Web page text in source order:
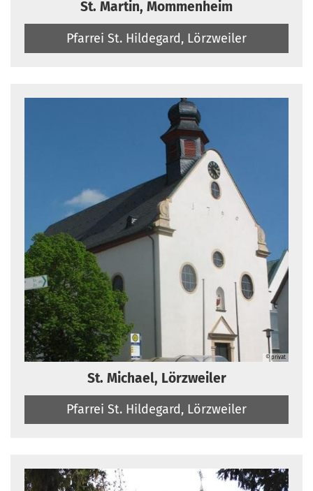
St. Martin, Mommenheim
Pfarrei St. Hildegard, Lörzweiler
© privat
St. Michael, Lörzweiler
Pfarrei St. Hildegard, Lörzweiler